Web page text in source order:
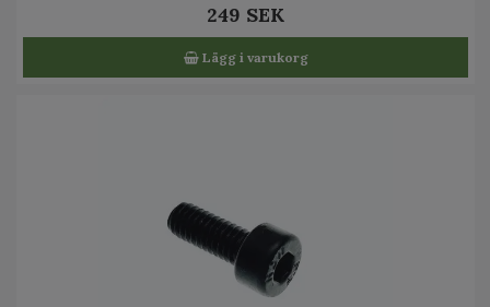
249 SEK
Lägg i varukorg